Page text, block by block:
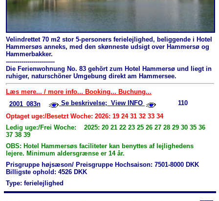
Velindrettet 70 m2 stor 5-personers ferielejlighed, beliggende i Hotel
Hammersøs anneks, med den skønneste udsigt over Hammersø og
Hammerbakker.
-------------------------
Die Ferienwohnung No. 83 gehört zum Hotel Hammersø und liegt in
ruhiger, naturschöner Umgebung direkt am Hammersee.
Læs mere... / more info... Booking... Buchung...
2001_083n
Se beskrivelse; View INFO
110
Optaget uge:/Besetzt Woche: 2026: 19 24 31 32 33 34
Ledig uge:/Frei Woche: 2025: 20 21 22 23 25 26 27 28 29 30 35 36
37 38 39
OBS: Hotel Hammersøs faciliteter kan benyttes af lejlighedens
lejere. Minimum aldersgrænse er 14 år.
Prisgruppe højsæson/ Preisgruppe Hochsaison: 7501-8000 DKK
Billigste ophold: 4526 DKK
Type: ferielejlighed